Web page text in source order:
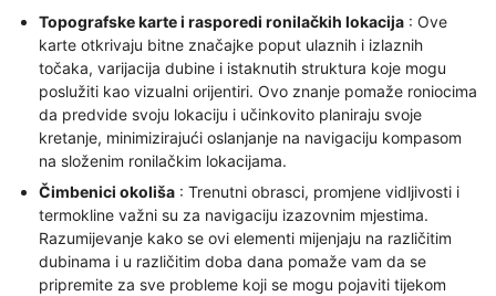
Topografske karte i rasporedi ronilačkih lokacija : Ove
karte otkrivaju bitne značajke poput ulaznih i izlaznih
točaka, varijacija dubine i istaknutih struktura koje mogu
poslužiti kao vizualni orijentiri. Ovo znanje pomaže roniocima
da predvide svoju lokaciju i učinkovito planiraju svoje
kretanje, minimizirajući oslanjanje na navigaciju kompasom
na složenim ronilačkim lokacijama.
Čimbenici okoliša : Trenutni obrasci, promjene vidljivosti i
termokline važni su za navigaciju izazovnim mjestima.
Razumijevanje kako se ovi elementi mijenjaju na različitim
dubinama i u različitim doba dana pomaže vam da se
pripremite za sve probleme koji se mogu pojaviti tijekom